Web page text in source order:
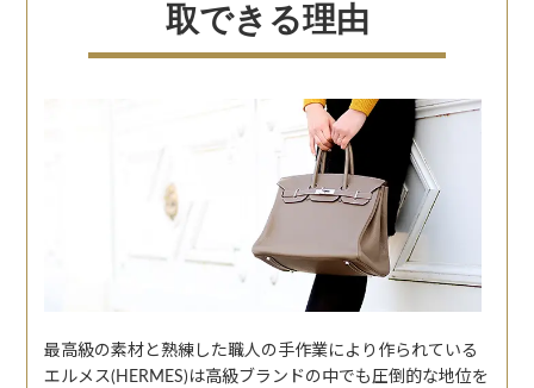
取できる理由
最高級の素材と熟練した職人の手作業により作られている
エルメス(HERMES)は高級ブランドの中でも圧倒的な地位を